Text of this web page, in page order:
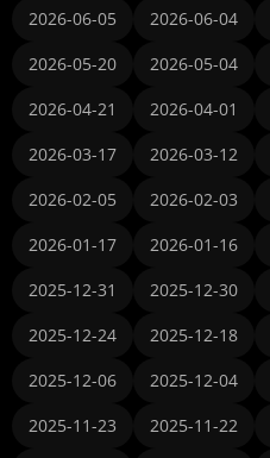
2026-06-05
2026-06-04
2026-05-20
2026-05-04
2026-04-21
2026-04-01
2026-03-17
2026-03-12
2026-02-05
2026-02-03
2026-01-17
2026-01-16
2025-12-31
2025-12-30
2025-12-24
2025-12-18
2025-12-06
2025-12-04
2025-11-23
2025-11-22